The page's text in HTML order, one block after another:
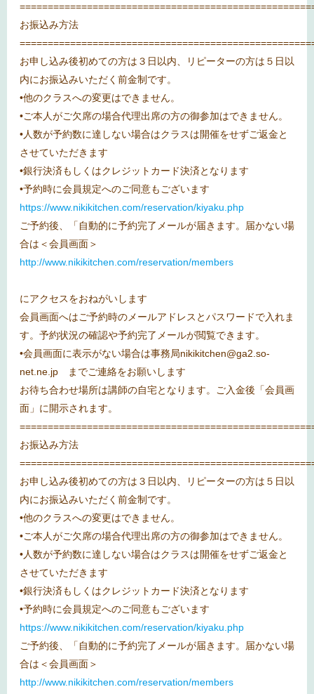
お振込み方法
お申し込み後初めての方は３日以内、リピーターの方は５日以
内にお振込みいただく前金制です。
•他のクラスへの変更はできません。
•ご本人がご欠席の場合代理出席の方の御参加はできません。
•人数が予約数に達しない場合はクラスは開催をせずご返金と
させていただきます
•銀行決済もしくはクレジットカード決済となります
•予約時に会員規定へのご同意もございます
https://www.nikikitchen.com/reservation/kiyaku.php
ご予約後、「自動的に予約完了メールが届きます。届かない場
合は＜会員画面＞
http://www.nikikitchen.com/reservation/members
にアクセスをおねがいします
会員画面へはご予約時のメールアドレスとパスワードで入れま
す。予約状況の確認や予約完了メールが閲覧できます。
•会員画面に表示がない場合は事務局nikikitchen@ga2.so-
net.ne.jp までご連絡をお願いします
お待ち合わせ場所は講師の自宅となります。ご入金後「会員画
面」に開示されます。
お振込み方法
お申し込み後初めての方は３日以内、リピーターの方は５日以
内にお振込みいただく前金制です。
•他のクラスへの変更はできません。
•ご本人がご欠席の場合代理出席の方の御参加はできません。
•人数が予約数に達しない場合はクラスは開催をせずご返金と
させていただきます
•銀行決済もしくはクレジットカード決済となります
•予約時に会員規定へのご同意もございます
https://www.nikikitchen.com/reservation/kiyaku.php
ご予約後、「自動的に予約完了メールが届きます。届かない場
合は＜会員画面＞
http://www.nikikitchen.com/reservation/members